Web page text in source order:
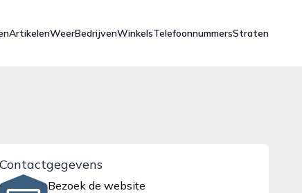
ArtikelenWeerBedrijvenWinkelsTelefoonnummersStraten
Contactgegevens
Bezoek de website